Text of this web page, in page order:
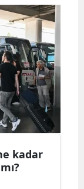
kadar